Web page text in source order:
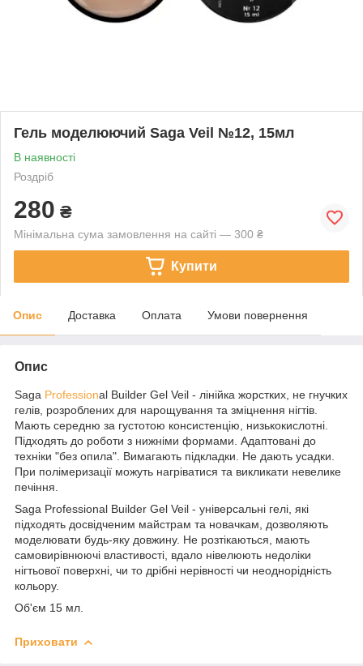
Гель моделюючий Saga Veil №12, 15мл
В наявності
Роздріб
280 ₴
Мінімальна сума замовлення на сайті — 300 ₴
Купити
Опис Доставка Оплата Умови повернення
Опис
Saga Professional Builder Gel Veil - лінійка жорстких, не гнучких
гелів, розроблених для нарощування та зміцнення нігтів.
Мають середню за густотою консистенцію, низькокислотні.
Підходять до роботи з нижніми формами. Адаптовані до
техніки "без опила". Вимагають підкладки. Не дають усадки.
При полімеризації можуть нагріватися та викликати невелике
печіння.
Saga Professional Builder Gel Veil - універсальні гелі, які
підходять досвідченим майстрам та новачкам, дозволяють
моделювати будь-яку довжину. Не розтікаються, мають
самовирівнюючі властивості, вдало нівелюють недоліки
нігтьової поверхні, чи то дрібні нерівності чи неоднорідність
кольору.
Об'єм 15 мл.
Приховати